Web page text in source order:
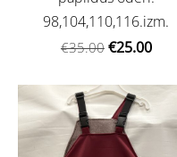
98,104,110,116.izm.
€35.00 €25.00